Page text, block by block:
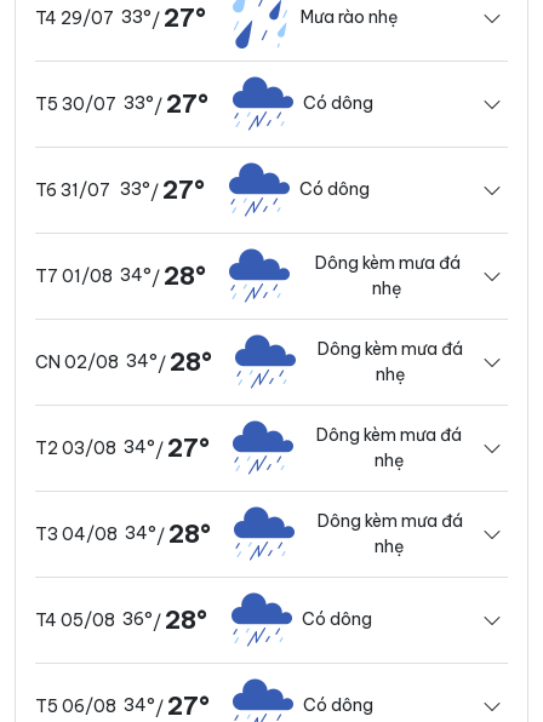
T4 29/07 33°/ 27° Mưa rào nhẹ
T5 30/07 33°/ 27° Có dông
T6 31/07 33°/ 27° Có dông
T7 01/08 34°/ 28°
Dông kèm mưa đá
nhẹ
CN 02/08 34°/ 28°
Dông kèm mưa đá
nhẹ
T2 03/08 34°/ 27°
Dông kèm mưa đá
nhẹ
T3 04/08 34°/ 28°
Dông kèm mưa đá
nhẹ
T4 05/08 36°/ 28° Có dông
T5 06/08 34°/ 27° Có dông